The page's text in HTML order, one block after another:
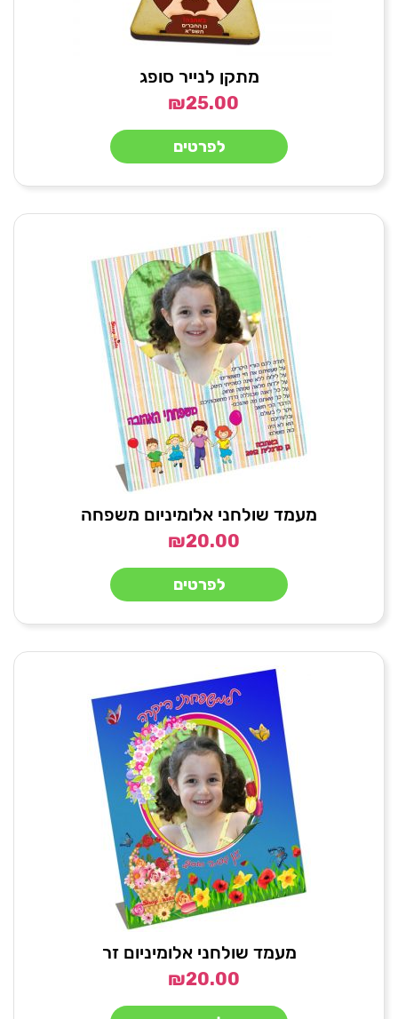
מתקן לנייר סופג
₪25.00
לפרטים
מעמד שולחני אלומיניום משפחה
₪20.00
לפרטים
מעמד שולחני אלומיניום זר
₪20.00